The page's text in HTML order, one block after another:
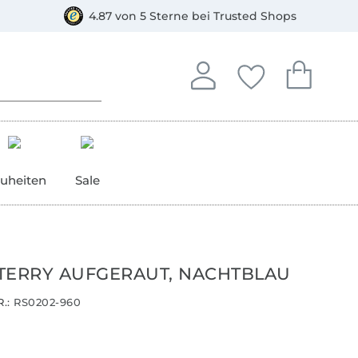
4.87 von 5 Sterne bei Trusted Shops
Anmelden
In deinem Konto
Deine
Du hast keine
Dein
Du hast
Sale
AUFGERAUT, NACHTBLAU
RS0202-960